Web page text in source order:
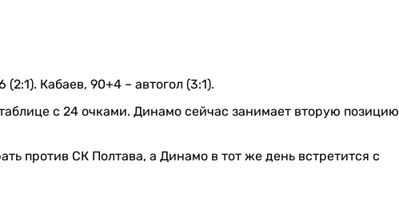
Кабаев, 90+4 – автогол (3:1).
с 24 очками. Динамо сейчас занимает вторую позицию
против СК Полтава, а Динамо в тот же день встретится с